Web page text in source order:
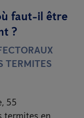
faut-il être
?
TERMITES
55
termites en